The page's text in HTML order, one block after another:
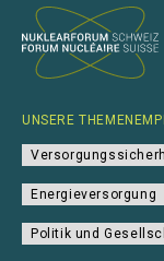
UNSERE
Energieversorgung
Politik und